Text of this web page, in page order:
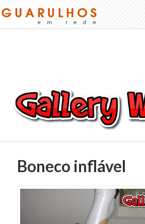
Boneco inflável